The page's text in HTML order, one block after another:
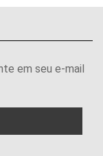
em seu e-mail